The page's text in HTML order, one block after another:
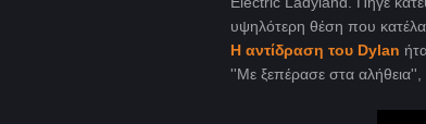
υψηλότερη θέση που
H αντίδραση του Dylan
''Με ξεπέρασε στα αλήθεια'',